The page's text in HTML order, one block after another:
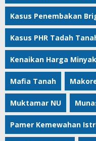
Kasus Penembakan
Kasus PHR Tadah
Kenaikan Harga
Mafia Tanah
Muktamar NU
Pamer Kemewahan